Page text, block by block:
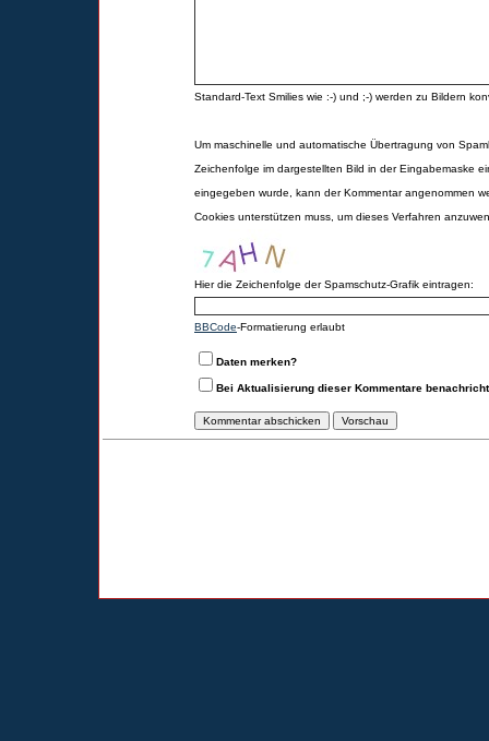
Standard-Text Smilies wie :-) und ;-) werden zu Bildern
Um maschinelle und automatische Übertragung von
Zeichenfolge im dargestellten Bild in der Eingabemaske
eingegeben wurde, kann der Kommentar angenommen
Cookies unterstützen muss, um dieses Verfahren
Hier die Zeichenfolge der Spamschutz-Grafik eintragen:
BBCode-Formatierung erlaubt
Daten merken?
Bei Aktualisierung dieser Kommentare